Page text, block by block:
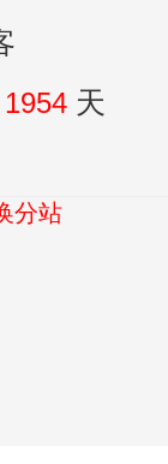
1954 天
分站